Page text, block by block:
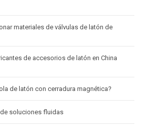
materiales de válvulas de latón de
de accesorios de latón en China
de latón con cerradura magnética?
soluciones fluidas